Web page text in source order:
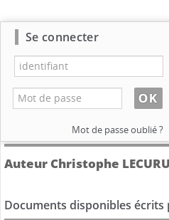
Catalogue de
du
Nouvelle recherche
Détail de l'auteur
Auteur Christophe LECURU
Documents disponibles écrits
Se connecter
Mot de passe oublié ?